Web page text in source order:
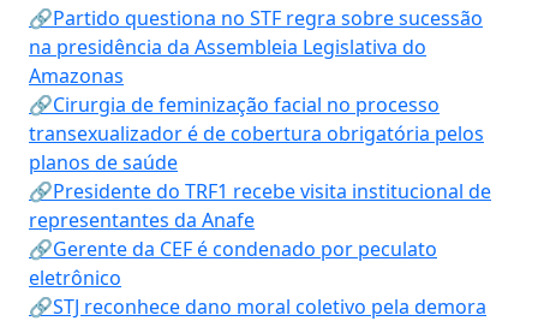
🔗Partido questiona no STF regra sobre sucessão
na presidência da Assembleia Legislativa do
Amazonas
🔗Cirurgia de feminização facial no processo
transexualizador é de cobertura obrigatória pelos
planos de saúde
🔗Presidente do TRF1 recebe visita institucional de
representantes da Anafe
🔗Gerente da CEF é condenado por peculato
eletrônico
🔗STJ reconhece dano moral coletivo pela demora